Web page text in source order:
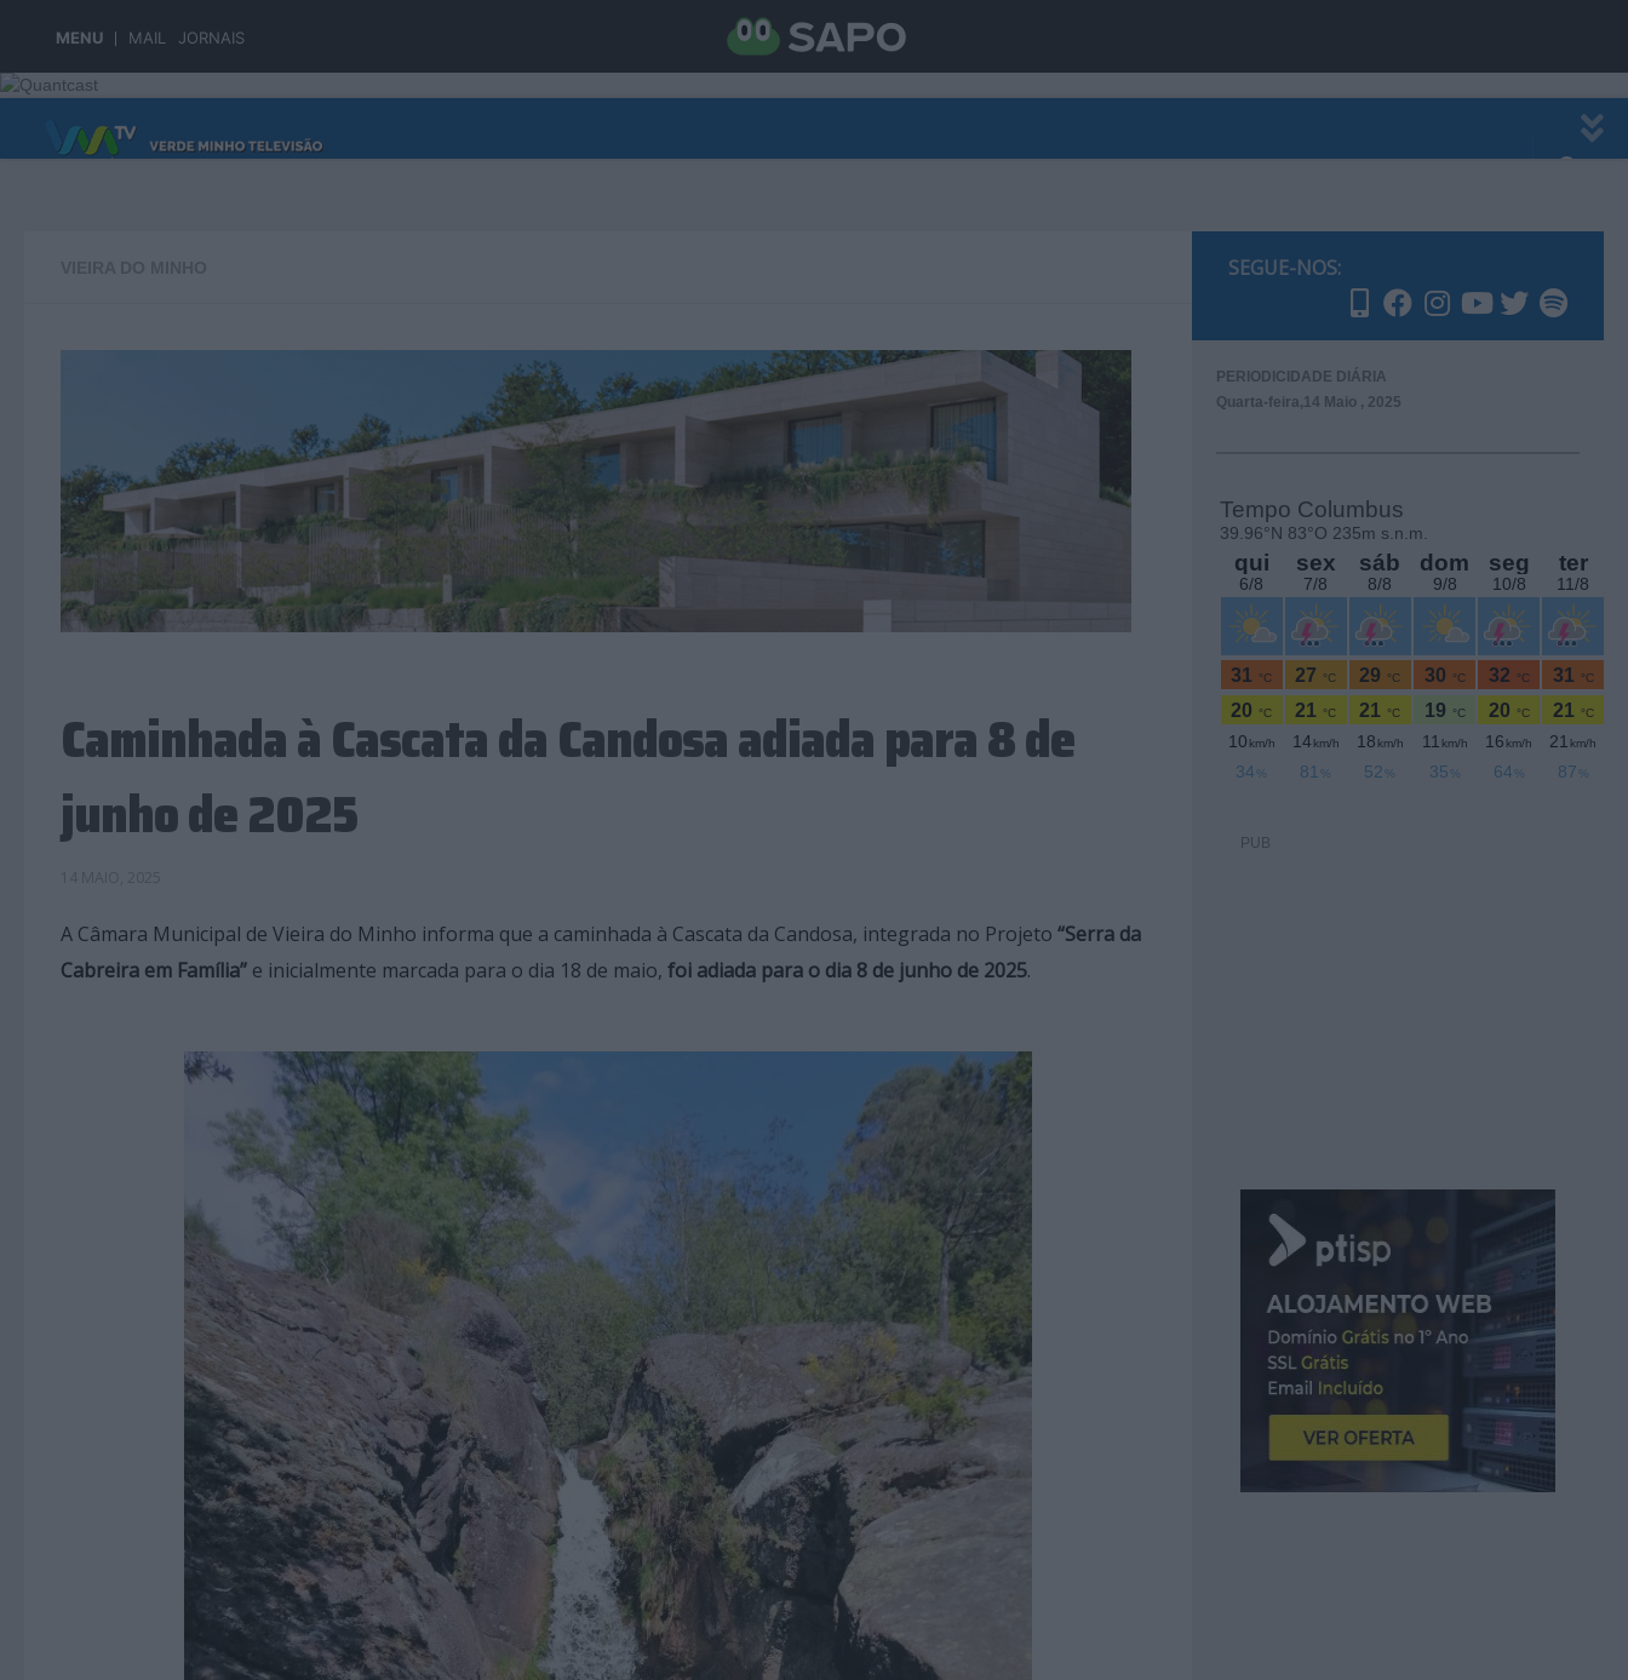
MENU MAIL JORNAIS
Skip to content
Caminhada à Cascata da Candosa adiada para 8 de
junho de 2025
A Câmara Municipal de Vieira do Minho informa que a caminhada à Cascata da Candosa, integrada no Projeto “Serra da
Cabreira em Família” e inicialmente marcada para o dia 18 de maio, foi adiada para o dia 8 de junho de 2025.
SEGUE-NOS:
PERIODICIDADE DIÁRIA
Quarta-feira,14 Maio , 2025
PUB